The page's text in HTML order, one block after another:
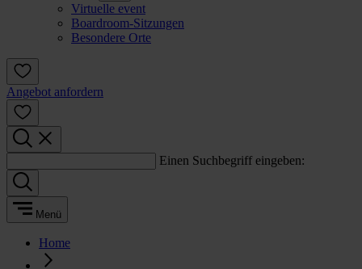
Virtuelle event
Boardroom-Sitzungen
Besondere Orte
Angebot anfordern
Einen Suchbegriff eingeben:
Menü
Home